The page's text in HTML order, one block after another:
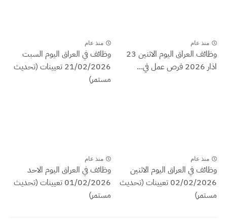
منذ عام
وظائف العراق اليوم الاثنين 23
اذار 2026 فرص عمل في...
منذ عام
وظائف في العراق اليوم السبت
21/02/2026 تعيينات (تحديث
مستمر)
منذ عام
وظائف في العراق اليوم الاثنين
02/02/2026 تعيينات (تحديث
مستمر)
منذ عام
وظائف في العراق اليوم الاحد
01/02/2026 تعيينات (تحديث
مستمر)